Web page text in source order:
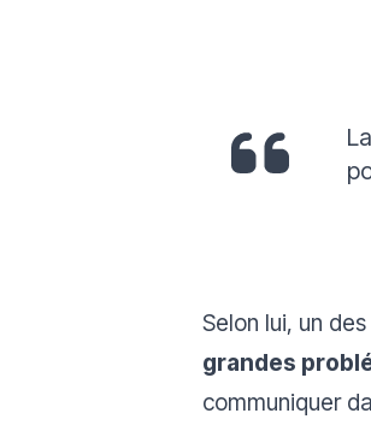
Selon lui, un
grandes
communiquer